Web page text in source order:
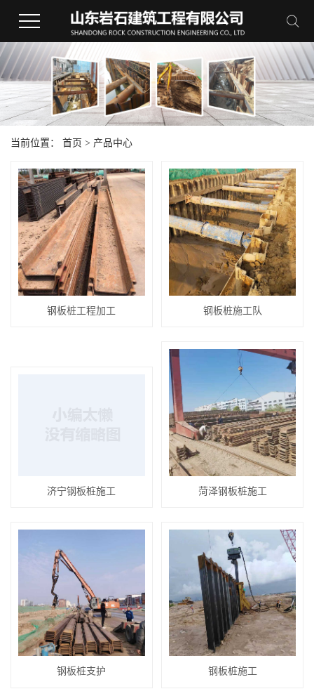
当前位置： 首页 > 产品中心
钢板桩工程加工 钢板桩施工队
济宁钢板桩施工 菏泽钢板桩施工
钢板桩支护 钢板桩施工